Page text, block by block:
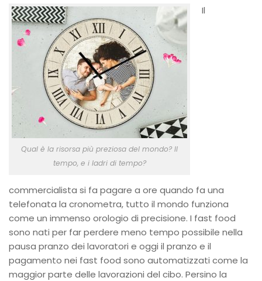
Qual è la risorsa più preziosa del mondo? Il
tempo, e i ladri di tempo?
Il
commercialista si fa pagare a ore quando fa una
telefonata la cronometra, tutto il mondo funziona
come un immenso orologio di precisione. I fast food
sono nati per far perdere meno tempo possibile nella
pausa pranzo dei lavoratori e oggi il pranzo e il
pagamento nei fast food sono automatizzati come la
maggior parte delle lavorazioni del cibo. Persino la